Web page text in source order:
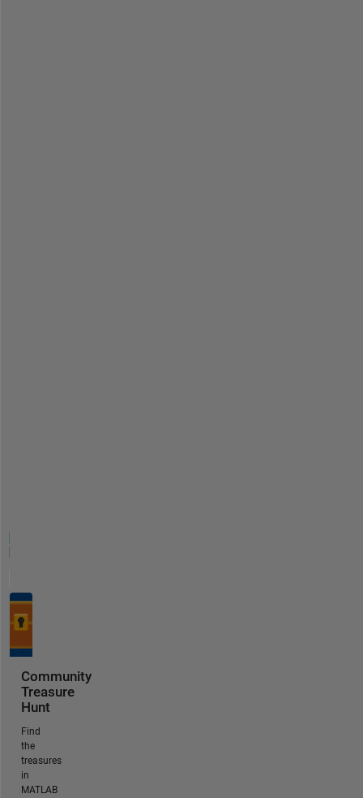
Community
Treasure
Hunt
Find
the
treasures
in
MATLAB